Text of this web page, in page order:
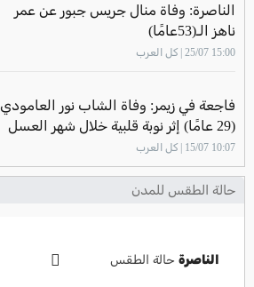
حالة الطقس للمدن
الناصرةحالة الطقس
الناصرة: وفاة منال جريس جبور عن عمر
ناهز الـ(53عامًا)
15:00 25/07 | كل العرب
فاجعة في زيمر: وفاة الشاب نور العامودي
(29 عامًا) إثر نوبة قلبية خلال شهر العسل
في تايلاند
10:07 15/07 | كل العرب